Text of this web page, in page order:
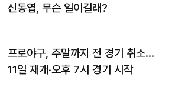
신동엽, 무슨 일이길래?
프로야구, 주말까지 전 경기 취소…
11일 재개·오후 7시 경기 시작